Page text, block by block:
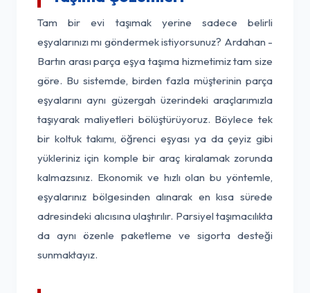
Tam bir evi taşımak yerine sadece belirli
eşyalarınızı mı göndermek istiyorsunuz? Ardahan -
Bartın arası parça eşya taşıma hizmetimiz tam size
göre. Bu sistemde, birden fazla müşterinin parça
eşyalarını aynı güzergah üzerindeki araçlarımızla
taşıyarak maliyetleri bölüştürüyoruz. Böylece tek
bir koltuk takımı, öğrenci eşyası ya da çeyiz gibi
yükleriniz için komple bir araç kiralamak zorunda
kalmazsınız. Ekonomik ve hızlı olan bu yöntemle,
eşyalarınız bölgesinden alınarak en kısa sürede
adresindeki alıcısına ulaştırılır. Parsiyel taşımacılıkta
da aynı özenle paketleme ve sigorta desteği
sunmaktayız.